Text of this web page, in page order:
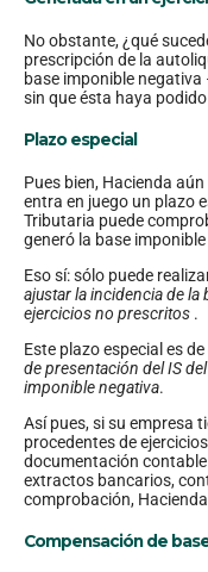
No obstante, ¿qué
prescripción de la
base imponible
sin que ésta haya
Plazo especial
Pues bien, Hacienda
entra en juego un plazo
Tributaria puede
generó la base
Eso sí: sólo puede
ajustar la incidencia de
ejercicios no prescritos .
Este plazo especial es de
de presentación del IS
imponible negativa.
Así pues, si su empresa
procedentes de
documentación
extractos bancarios,
comprobación,
Compensación de